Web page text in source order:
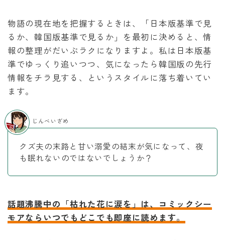
物語の現在地を把握するときは、「日本版基準で見
るか、韓国版基準で見るか」を最初に決めると、情
報の整理がだいぶラクになりますよ。私は日本版基
準でゆっくり追いつつ、気になったら韓国版の先行
情報をチラ見する、というスタイルに落ち着いてい
ます。
クズ夫の末路と甘い溺愛の結末が気になって、夜
も眠れないのではないでしょうか？
じんべいざめ
話題沸騰中の「枯れた花に涙を」は、コミックシー
モアならいつでもどこでも即座に読めます。